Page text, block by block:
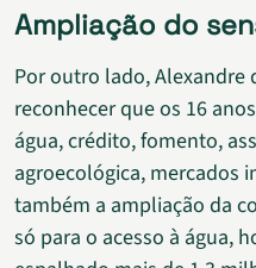
Ampliação do
Por outro lado, Alexandre
reconhecer que os 16
água, crédito, fomento,
agroecológica, mercados
também a ampliação da
só para o acesso à água,